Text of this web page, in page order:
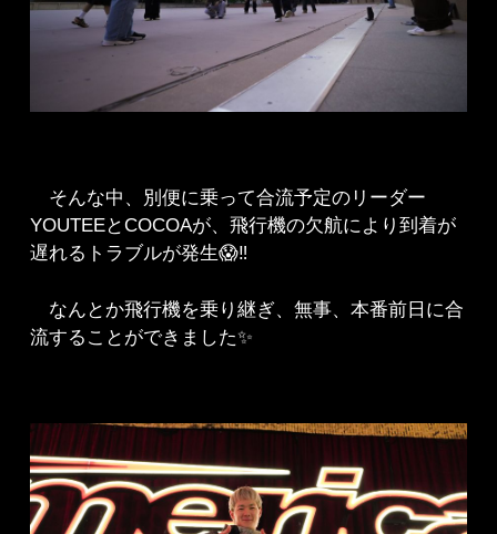
そんな中、別便に乗って合流予定のリーダー
YOUTEEとCOCOAが、飛行機の欠航により到着が
遅れるトラブルが発生😱‼️
なんとか飛行機を乗り継ぎ、無事、本番前日に合
流することができました✨